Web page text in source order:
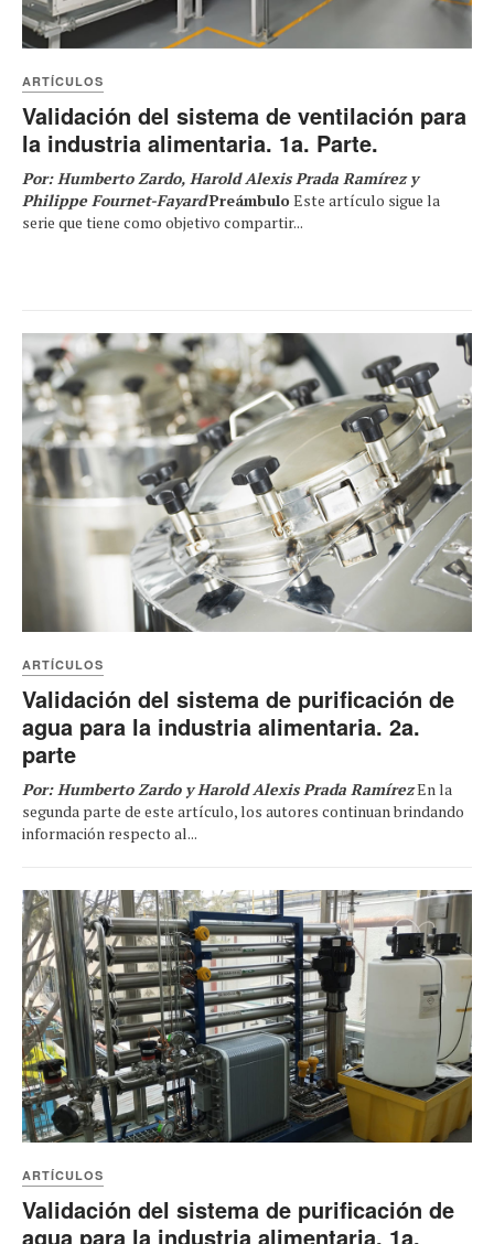
ARTÍCULOS
Validación del sistema de ventilación para
la industria alimentaria. 1a. Parte.
Por: Humberto Zardo, Harold Alexis Prada Ramírez y
Philippe Fournet-FayardPreámbuloEste artículo sigue la
serie que tiene como objetivo compartir...
ARTÍCULOS
Validación del sistema de purificación de
agua para la industria alimentaria. 2a.
parte
Por: Humberto Zardo y Harold Alexis Prada RamírezEn la
segunda parte de este artículo, los autores continuan brindando
información respecto al...
ARTÍCULOS
Validación del sistema de purificación de
agua para la industria alimentaria. 1a.